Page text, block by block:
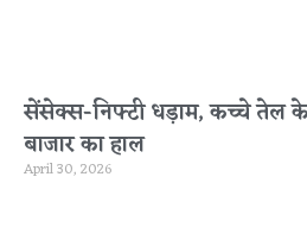
सेंसेक्स-निफ्टी धड़ाम, कच्चे तेल के
बाजार का हाल
April 30, 2026